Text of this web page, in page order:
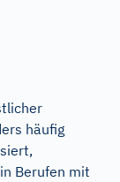
häufig
Berufen mit